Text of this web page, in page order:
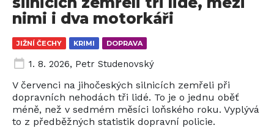
JIŽNÍ ČECHY KRIMI DOPRAVA
nimi i dva motorkáři
1. 8. 2026, Petr Studenovský
V červenci na jihočeských silnicích zemřeli při
dopravních nehodách tři lidé. To je o jednu oběť
méně, než v sedmém měsíci loňského roku. Vyplývá
to z předběžných statistik dopravní policie.